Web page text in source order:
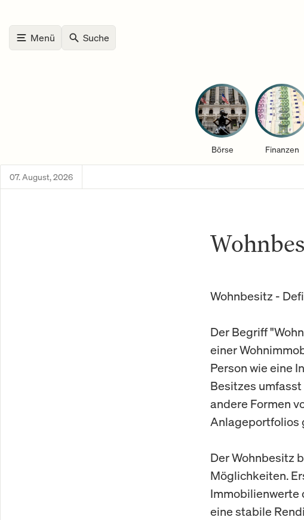
Menü Suche
Börse Finanzen
07. August, 2026
Wohnbesitz -
Der Begriff
einer
Person wie eine
Besitzes
andere Formen
Anlageportfolios
Der Wohnbesitz
Möglichkeiten.
Immobilienwerte
eine stabile